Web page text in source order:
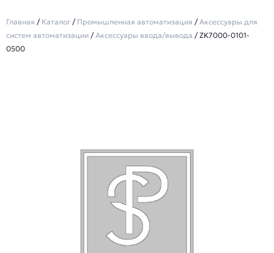
Главная / Каталог / Промышленная автоматизация /Аксессуары для
систем автоматизации /Аксессуары ввода/вывода / ZK7000-0101-
0500